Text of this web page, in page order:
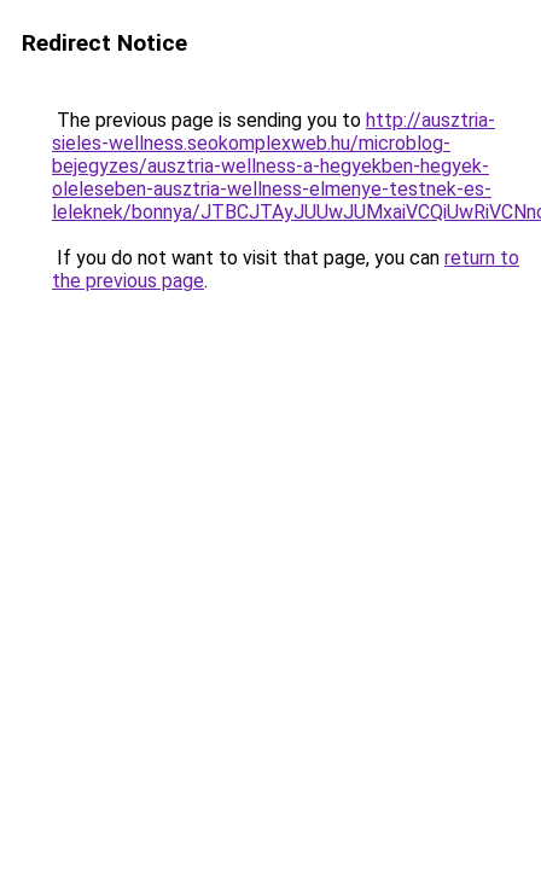
Redirect Notice
The previous page is sending you to http://ausztria-
sieles-wellness.seokomplexweb.hu/microblog-
bejegyzes/ausztria-wellness-a-hegyekben-hegyek-
oleleseben-ausztria-wellness-elmenye-testnek-es-
leleknek/bonnya/
If you do not want to visit that page, you can return to
the previous page.